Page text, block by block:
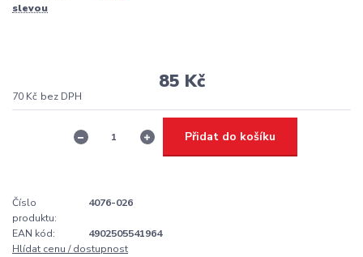
slevou
85 Kč
70 Kč bez DPH
Přidat do košíku
Číslo
produktu:
4076-026
EAN kód:
4902505541964
Hlídat cenu / dostupnost